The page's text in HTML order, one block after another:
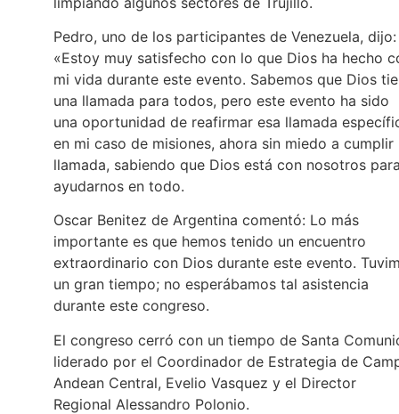
Pedro, uno de los participantes de Venezuela, dijo:
«Estoy muy satisfecho con lo que Dios ha hecho
mi vida durante este evento. Sabemos que Dios
una llamada para todos, pero este evento ha sido
una oportunidad de reafirmar esa llamada
en mi caso de misiones, ahora sin miedo a cumplir
llamada, sabiendo que Dios está con nosotros
ayudarnos en todo.
Oscar Benitez de Argentina comentó: Lo más
importante es que hemos tenido un encuentro
extraordinario con Dios durante este evento.
un gran tiempo; no esperábamos tal asistencia
durante este congreso.
El congreso cerró con un tiempo de Santa
liderado por el Coordinador de Estrategia de
Andean Central, Evelio Vasquez y el Director
Regional Alessandro Polonio.